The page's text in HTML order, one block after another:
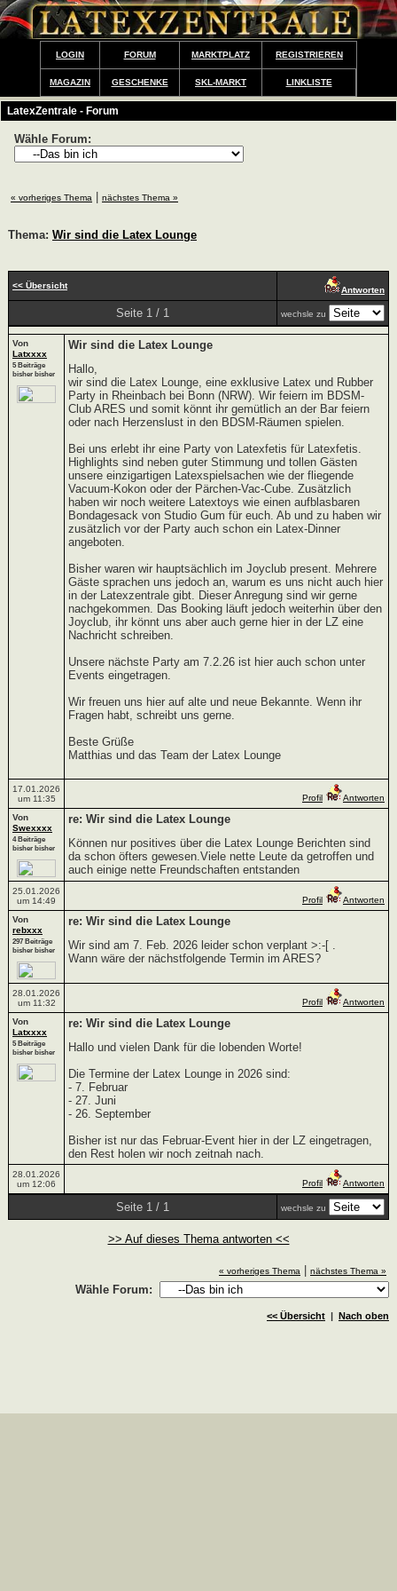
LOGIN FORUM MARKTPLATZ REGISTRIEREN
MAGAZIN GESCHENKE SKL-MARKT LINKLISTE
LatexZentrale - Forum
Wähle Forum:
« vorheriges Thema nächstes Thema »
Thema: Wir sind die Latex Lounge
<< Übersicht Antworten
Seite 1 / 1 wechsle zu
Von
Latxxxx
5 Beiträge
bisher bisher
Wir sind die Latex Lounge
Hallo,
wir sind die Latex Lounge, eine exklusive Latex und Rubber
Party in Rheinbach bei Bonn (NRW). Wir feiern im BDSM-
Club ARES und somit könnt ihr gemütlich an der Bar feiern
oder nach Herzenslust in den BDSM-Räumen spielen.
Bei uns erlebt ihr eine Party von Latexfetis für Latexfetis.
Highlights sind neben guter Stimmung und tollen Gästen
unsere einzigartigen Latexspielsachen wie der fliegende
Vacuum-Kokon oder der Pärchen-Vac-Cube. Zusätzlich
haben wir noch weitere Latextoys wie einen aufblasbaren
Bondagesack von Studio Gum für euch. Ab und zu haben wir
zusätzlich vor der Party auch schon ein Latex-Dinner
angeboten.
Bisher waren wir hauptsächlich im Joyclub present. Mehrere
Gäste sprachen uns jedoch an, warum es uns nicht auch hier
in der Latexzentrale gibt. Dieser Anregung sind wir gerne
nachgekommen. Das Booking läuft jedoch weiterhin über den
Joyclub, ihr könnt uns aber auch gerne hier in der LZ eine
Nachricht schreiben.
Unsere nächste Party am 7.2.26 ist hier auch schon unter
Events eingetragen.
Wir freuen uns hier auf alte und neue Bekannte. Wenn ihr
Fragen habt, schreibt uns gerne.
Beste Grüße
Matthias und das Team der Latex Lounge
17.01.2026
um 11:35
Profil
Antworten
Von
Swexxxx
4 Beiträge
bisher bisher
re: Wir sind die Latex Lounge
Können nur positives über die Latex Lounge Berichten sind
da schon öfters gewesen.Viele nette Leute da getroffen und
auch einige nette Freundschaften entstanden
25.01.2026
um 14:49
Profil
Antworten
Von
rebxxx
297 Beiträge
bisher bisher
re: Wir sind die Latex Lounge
Wir sind am 7. Feb. 2026 leider schon verplant >:-[ .
Wann wäre der nächstfolgende Termin im ARES?
28.01.2026
um 11:32
Profil
Antworten
Von
Latxxxx
5 Beiträge
bisher bisher
re: Wir sind die Latex Lounge
Hallo und vielen Dank für die lobenden Worte!
Die Termine der Latex Lounge in 2026 sind:
- 7. Februar
- 27. Juni
- 26. September
Bisher ist nur das Februar-Event hier in der LZ eingetragen,
den Rest holen wir noch zeitnah nach.
28.01.2026
um 12:06
Profil Antworten
Seite 1 / 1 wechsle zu
>> Auf dieses Thema antworten <<
« vorheriges Thema nächstes Thema »
Wähle Forum:
<< Übersicht | Nach oben